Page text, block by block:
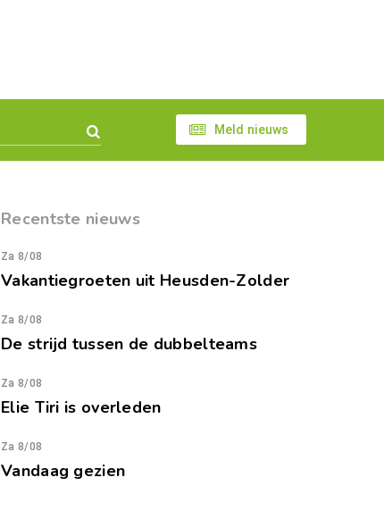
Meld nieuws
Recentste nieuws
Za 8/08
Vakantiegroeten uit Heusden-Zolder
Za 8/08
De strijd tussen de dubbelteams
Za 8/08
Elie Tiri is overleden
Za 8/08
Vandaag gezien